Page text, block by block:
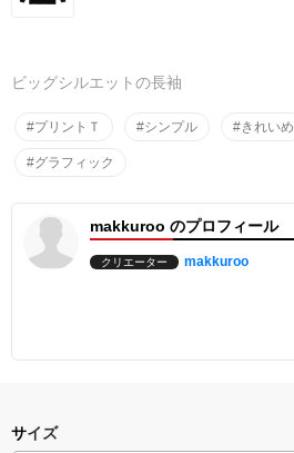
ビッグシルエットの長袖
#プリントＴ #シンプル #きれいめ
#グラフィック
makkuroo のプロフィール
クリエーター makkuroo
サイズ